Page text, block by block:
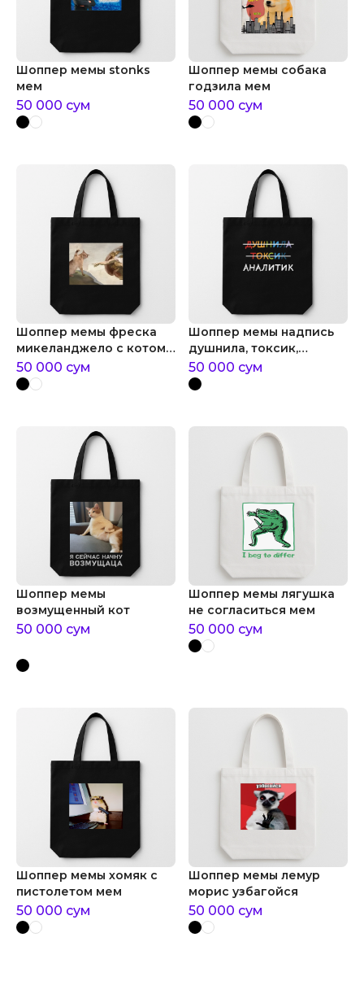
Шоппер мемы stonks
мем
50 000 сум
Шоппер мемы собака
годзила мем
50 000 сум
Шоппер мемы фреска
микеланджело с котом
мем
50 000 сум
Шоппер мемы надпись
душнила, токсик,
аналитик
50 000 сум
Шоппер мемы
возмущенный кот
50 000 сум
Шоппер мемы лягушка
не согласиться мем
50 000 сум
Шоппер мемы хомяк с
пистолетом мем
50 000 сум
Шоппер мемы лемур
морис узбагойся
50 000 сум